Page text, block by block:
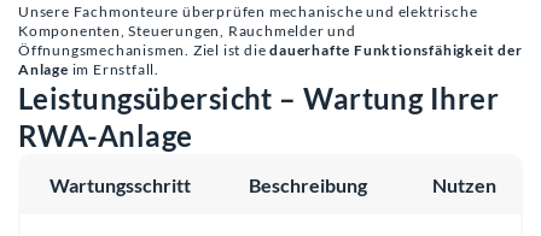
Unsere Fachmonteure überprüfen mechanische und elektrische
Komponenten, Steuerungen, Rauchmelder und
Öffnungsmechanismen. Ziel ist diedauerhafte Funktionsfähigkeit der
Anlage im Ernstfall.
Leistungsübersicht – Wartung Ihrer
RWA-Anlage
Wartungsschritt Beschreibung Nutzen